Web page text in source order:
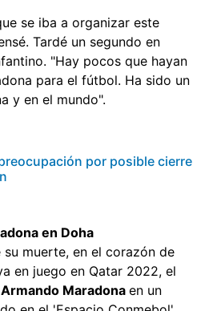
se iba a organizar este
Tardé un segundo en
"Hay pocos que hayan
para el fútbol. Ha sido un
y en el mundo".
por posible cierre
en Doha
su muerte, en el corazón de
en juego en Qatar 2022, el
Maradonaen un